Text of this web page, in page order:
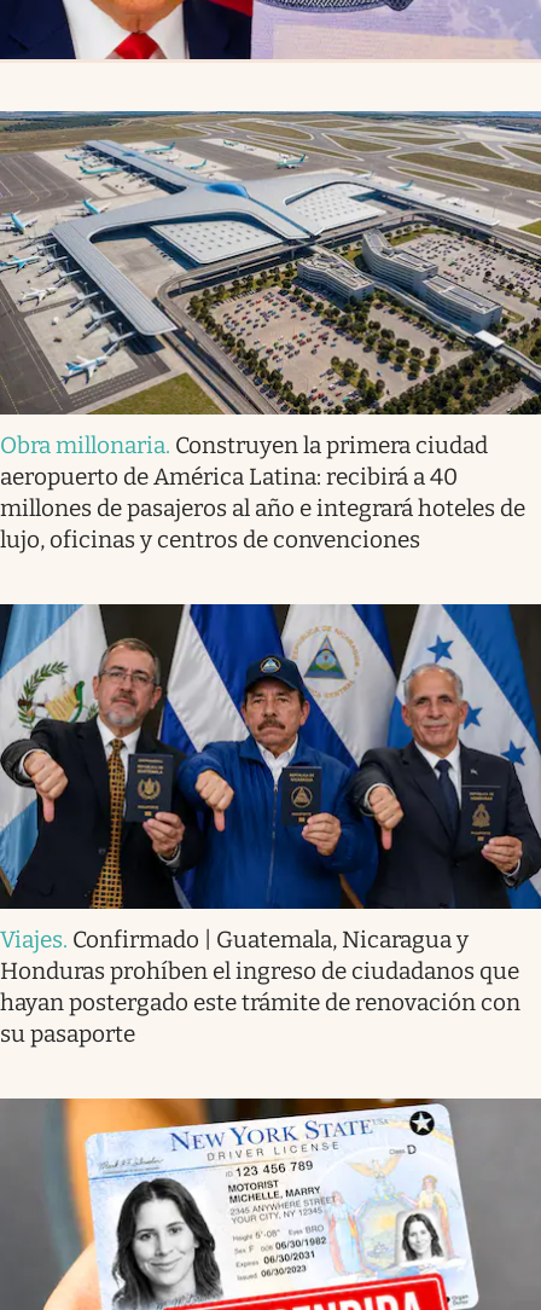
Obra millonaria. Construyen la primera ciudad
aeropuerto de América Latina: recibirá a 40
millones de pasajeros al año e integrará hoteles de
lujo, oficinas y centros de convenciones
Viajes. Confirmado | Guatemala, Nicaragua y
Honduras prohíben el ingreso de ciudadanos que
hayan postergado este trámite de renovación con
su pasaporte